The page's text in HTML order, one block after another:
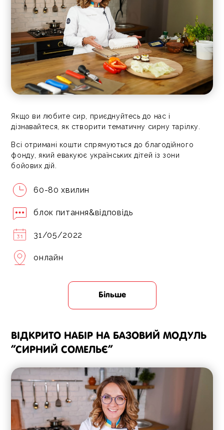
Якщо ви любите сир, приєднуйтесь до нас і
дізнавайтеся, як створити тематичну сирну тарілку.
Всі отримані кошти спрямуються до благодійного
фонду, який евакуює українських дітей із зони
бойових дій.
60-80 хвилин
блок питання&відповідь
31/05/2022
онлайн
Більше
ВІДКРИТО НАБІР НА БАЗОВИЙ МОДУЛЬ
“СИРНИЙ СОМЕЛЬЄ”